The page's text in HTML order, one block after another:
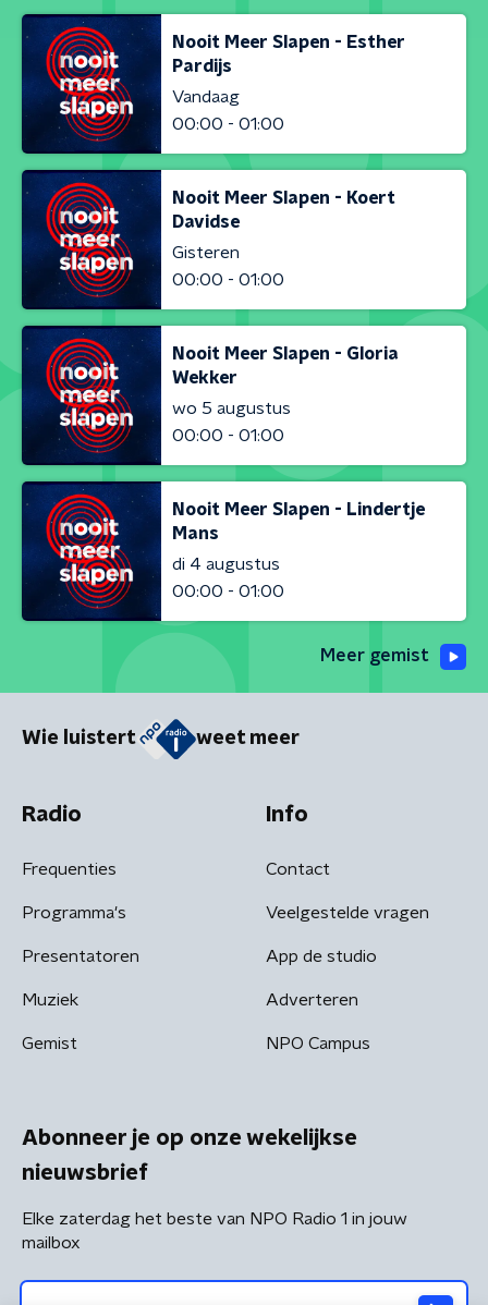
Nooit Meer Slapen - Esther
Pardijs
Vandaag
00:00 - 01:00
Nooit Meer Slapen - Koert
Davidse
Gisteren
00:00 - 01:00
Nooit Meer Slapen - Gloria
Wekker
wo 5 augustus
00:00 - 01:00
Nooit Meer Slapen - Lindertje
Mans
di 4 augustus
00:00 - 01:00
Meer gemist
Wie luistert weet meer
Radio
Frequenties
Programma's
Presentatoren
Muziek
Gemist
Info
Contact
Veelgestelde vragen
App de studio
Adverteren
NPO Campus
Abonneer je op onze wekelijkse
nieuwsbrief
Elke zaterdag het beste van NPO Radio 1 in jouw
mailbox